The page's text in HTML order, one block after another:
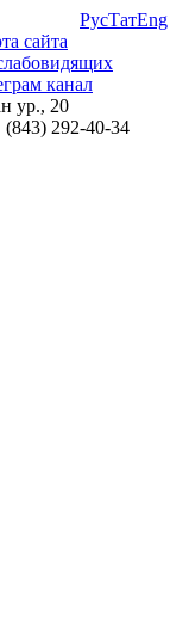
РусТатEng
ур., 20
(843) 292-40-34